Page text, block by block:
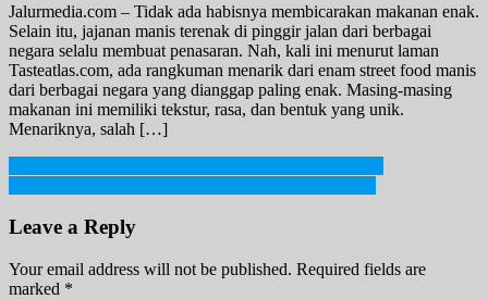
Jalurmedia.com – Tidak ada habisnya membicarakan makanan enak.
Selain itu, jajanan manis terenak di pinggir jalan dari berbagai
negara selalu membuat penasaran. Nah, kali ini menurut laman
Tasteatlas.com, ada rangkuman menarik dari enam street food manis
dari berbagai negara yang dianggap paling enak. Masing-masing
makanan ini memiliki tekstur, rasa, dan bentuk yang unik.
Menariknya, salah […]
Post
navigation
Leave a Reply
Your email address will not be published. Required fields are
marked *